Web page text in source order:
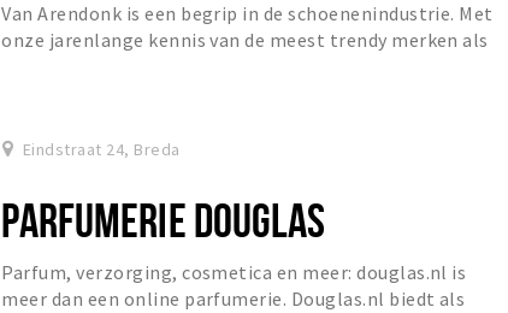
Van Arendonk is een begrip in de schoenenindustrie. Met
onze jarenlange kennis van de meest trendy merken als
Eindstraat 24, Breda
PARFUMERIE DOUGLAS
Parfum, verzorging, cosmetica en meer: douglas.nl is
meer dan een online parfumerie. Douglas.nl biedt als